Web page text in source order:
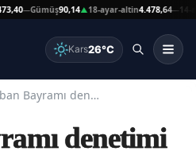
—Gümüş90,14▲18-ayar-altin4.478,64—14-
Kars26°C
Kurban Bayramı denetimi sürüyor
denetimi